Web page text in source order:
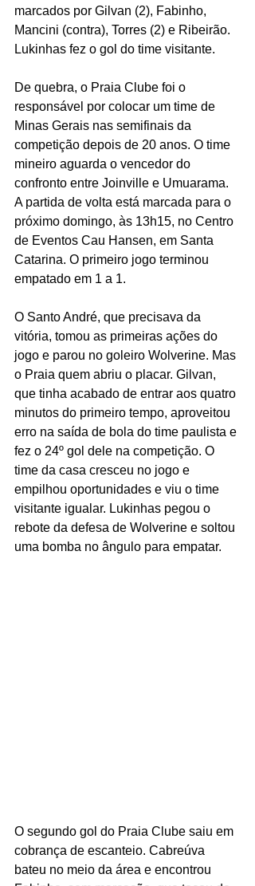
marcados por Gilvan (2), Fabinho,
Mancini (contra), Torres (2) e Ribeirão.
Lukinhas fez o gol do time visitante.
De quebra, o Praia Clube foi o
responsável por colocar um time de
Minas Gerais nas semifinais da
competição depois de 20 anos. O time
mineiro aguarda o vencedor do
confronto entre Joinville e Umuarama.
A partida de volta está marcada para o
próximo domingo, às 13h15, no Centro
de Eventos Cau Hansen, em Santa
Catarina. O primeiro jogo terminou
empatado em 1 a 1.
O Santo André, que precisava da
vitória, tomou as primeiras ações do
jogo e parou no goleiro Wolverine. Mas
o Praia quem abriu o placar. Gilvan,
que tinha acabado de entrar aos quatro
minutos do primeiro tempo, aproveitou
erro na saída de bola do time paulista e
fez o 24º gol dele na competição. O
time da casa cresceu no jogo e
empilhou oportunidades e viu o time
visitante igualar. Lukinhas pegou o
rebote da defesa de Wolverine e soltou
uma bomba no ângulo para empatar.
O segundo gol do Praia Clube saiu em
cobrança de escanteio. Cabreúva
bateu no meio da área e encontrou